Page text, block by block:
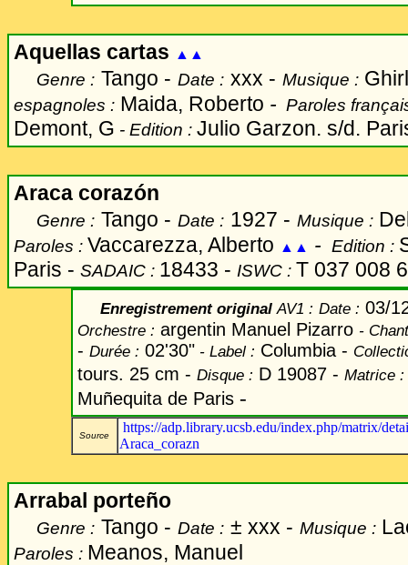
Aquellas cartas ▲▲
Genre : Tango - Date : xxx - Musique :
espagnoles : Maida, Roberto - Paroles
Demont, G - Edition : Julio Garzon. s/d.
Araca corazón
Genre : Tango - Date : 1927 - Musique :
Paroles : Vaccarezza, Alberto ▲▲ - Edition :
Paris - SADAIC : 18433 - ISWC : T 037 008
Enregistrement originalAV1 : Date : 03/
Orchestre : argentin Manuel Pizarro - Chant
- Durée : 02'30" - Label : Columbia -
tours. 25 cm - Disque : D 19087 - Matrice :
Muñequita de Paris -
Source
https://adp.library.ucsb.edu/index.php/matrix/
Araca_corazn
Arrabal porteño
Genre : Tango - Date : ± xxx - Musique :
Paroles : Meanos, Manuel